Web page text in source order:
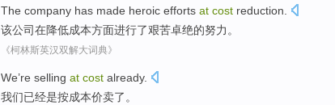
The company has made heroic efforts at cost reduction.
该公司在降低成本方面进行了艰苦卓绝的努力。
《柯林斯英汉双解大词典》
We’re selling at cost already.
我们已经是按成本价卖了。